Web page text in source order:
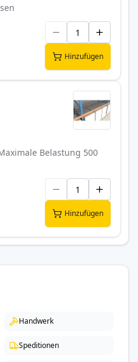
Hinzufügen
Belastung 500
Hinzufügen
Handwerk
Speditionen